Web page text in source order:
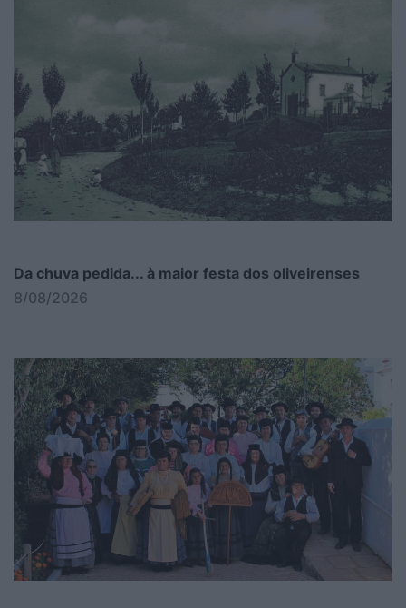
Da chuva pedida... à maior festa dos oliveirenses
8/08/2026